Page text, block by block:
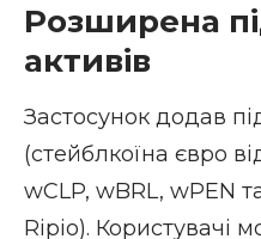
Розширена
активів
Застосунок додав
(стейблкоїна євро
wCLP, wBRL, wPEN
Ripio). Користувачі